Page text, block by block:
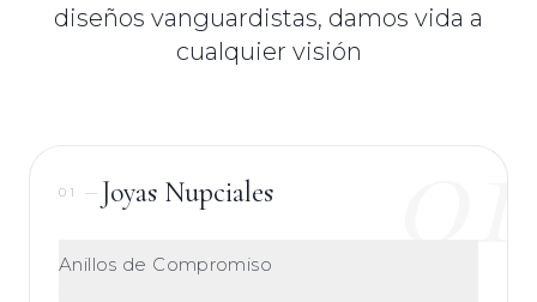
diseños vanguardistas, damos vida a
cualquier visión
01
01 — Joyas Nupciales
Anillos de Compromiso